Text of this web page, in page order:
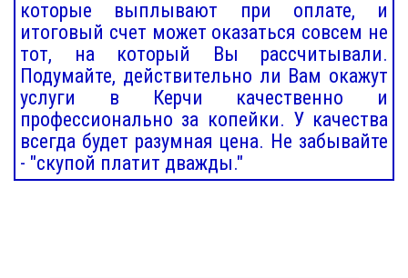
которые выплывают при оплате, и
итоговый счет может оказаться совсем не
тот, на который Вы рассчитывали.
Подумайте, действительно ли Вам окажут
услуги в Керчи качественно и
профессионально за копейки. У качества
всегда будет разумная цена. Не забывайте
- "скупой платит дважды."